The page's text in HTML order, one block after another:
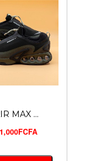
MAX ...